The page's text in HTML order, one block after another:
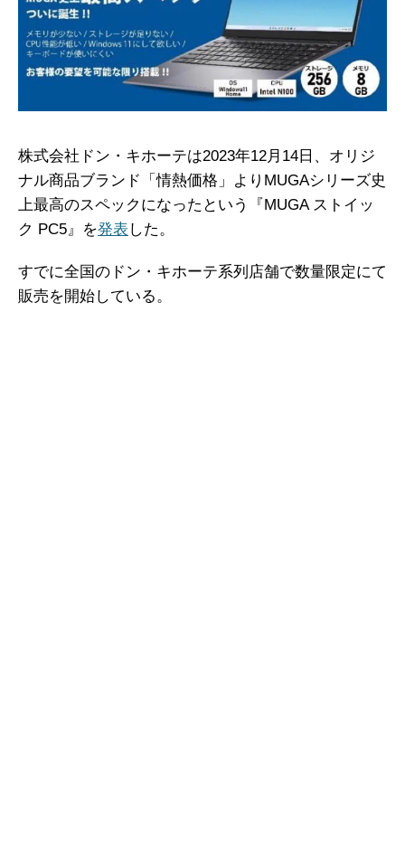
株式会社ドン・キホーテは2023年12月14日、オリジ
ナル商品ブランド「情熱価格」よりMUGAシリーズ史
上最高のスペックになったという『MUGA ストイッ
ク PC5』を発表 した。
すでに全国のドン・キホーテ系列店舗で数量限定にて
販売を開始している。